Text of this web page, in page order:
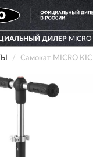
ДИЛЕРMICRO В
Самокат MICRO